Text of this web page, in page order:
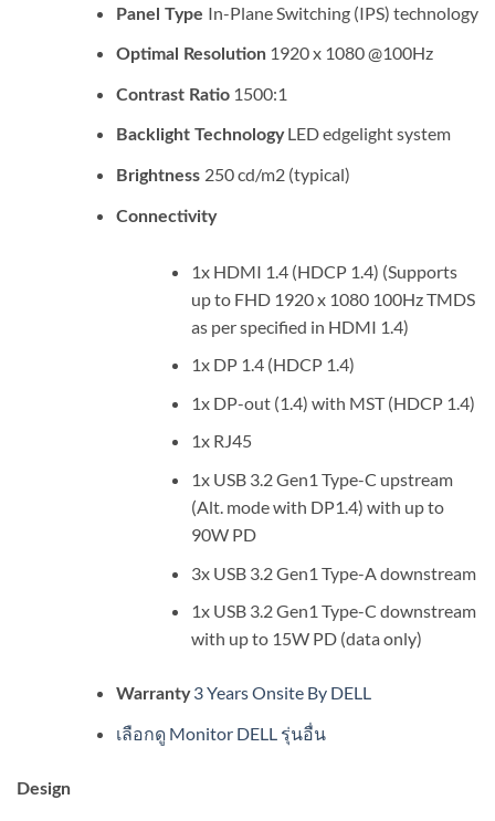
Panel Type In-Plane Switching (IPS) technology
Optimal Resolution 1920 x 1080 @100Hz
Contrast Ratio1500:1
Backlight TechnologyLED edgelight system
Brightness 250 cd/m2 (typical)
Connectivity
1x HDMI 1.4 (HDCP 1.4) (Supports
up to FHD 1920 x 1080 100Hz TMDS
as per specified in HDMI 1.4)
1x DP 1.4 (HDCP 1.4)
1x DP-out (1.4) with MST (HDCP 1.4)
1x RJ45
1x USB 3.2 Gen1 Type-C upstream
(Alt. mode with DP1.4) with up to
90W PD
3x USB 3.2 Gen1 Type-A downstream
1x USB 3.2 Gen1 Type-C downstream
with up to 15W PD (data only)
Warranty 3 Years Onsite By DELL
เลือกดู Monitor DELL รุ่นอื่น
Design